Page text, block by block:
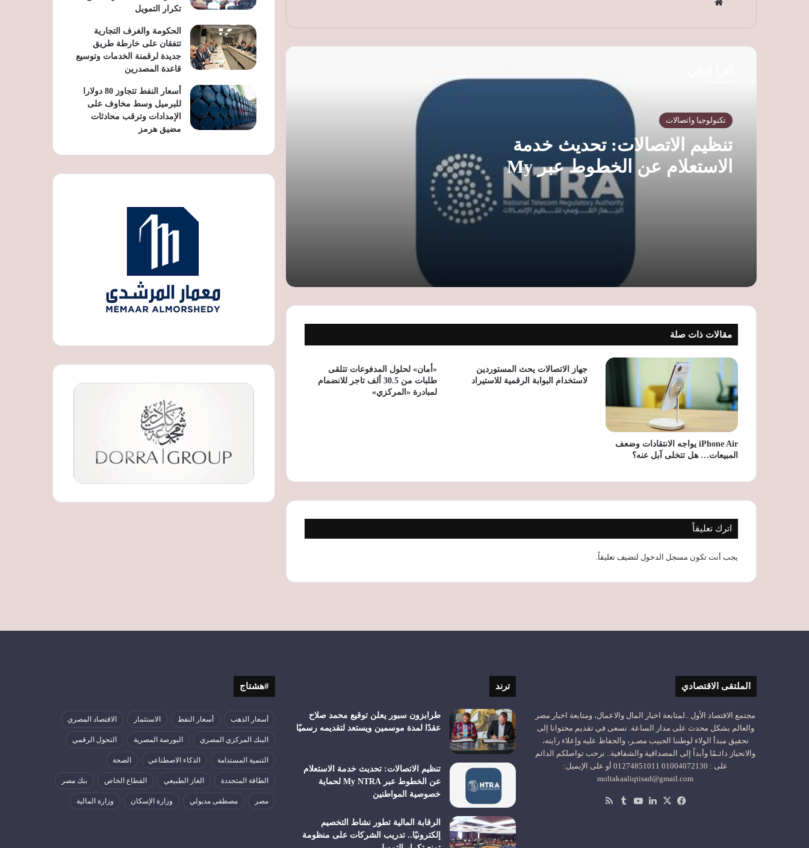
الوي
ب
تكنولوجيا واتصالات
تنظيم الاتصالات: تحديث خدمة
الاستعلام عن الخطوط عبر My
NTRA لحماية خصوصية
في 9 سبتمبر والإعلان الرسمي نهاية
أغسطس
دولارا بسبب ارتفاع تكلفة المكونات
تقرير: هواتف سامسونج القابلة للطي تفقد
ومنظومة الخبز المدعم
شعبة المحمول: زيادة أسعار هواتف آبل قد
مقالات ذات صلة
iPhone Air يواجه الانتقادات وضعف
المبيعات… هل تتخلى آبل عنه؟
جهاز الاتصالات يحث المستوردين
لاستخدام البوابة الرقمية للاستيراد
«أمان» لحلول المدفوعات تتلقى
طلبات من 30.5 ألف تاجر للانضمام
لمبادرة «المركزي»
اترك تعليقاً
يجب أنت تكون مسجل الدخول لتضيف تعليقاً.
تكرار التمويل
الحكومة والغرف التجارية
تتفقان على خارطة طريق
جديدة لرقمنة الخدمات وتوسيع
قاعدة المصدرين
أسعار النفط تتجاوز 80 دولارا
للبرميل وسط مخاوف على
الإمدادات وترقب محادثات
مضيق هرمز
الملتقى الاقتصادي
مجتمع الاقتصاد الأول ..لمتابعة اخبار المال والاعمال، ومتابعة اخبار مصر
والعالم بشكل محدث على مدار الساعة. نسعى في تقديم محتوانا إلى
تحقيق مبدأ الولاء لوطننا الحبيب مصـر، والحفاظ عليه وإعلاء رايته،
والانحياز دائـمًا وأبداً إلى المصداقية والشفافية.. نرحب تواصلكم الدائم
على : 01004072130 01274851011 أو على الإيميل:
moltakaaliqtisad@gmail.com
فيسبوك
‫X لينكدإن‫YouTube
ترند
طرابزون سبور يعلن توقيع محمد صلاح
عقدًا لمدة موسمين ويستعد لتقديمه رسميًا
تنظيم الاتصالات: تحديث خدمة الاستعلام
عن الخطوط عبر My NTRA لحماية
خصوصية المواطنين
الرقابة المالية تطور نشاط التخصيم
إلكترونيًا.. تدريب الشركات على منظومة
#هشتاج
أسعار الذهب أسعار النفط الاستثمار الاقتصاد المصري
البنك المركزي المصري البورصة المصرية التحول الرقمي
التنمية المستدامة الذكاء الاصطناعي الصحة
الطاقة المتجددة الغاز الطبيعي القطاع الخاص بنك مصر
مصر مصطفى مدبولي وزارة الإسكان وزارة المالية